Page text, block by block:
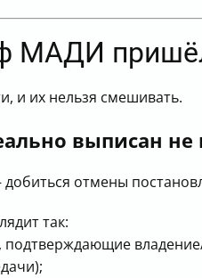
МАДИ пришёл
и их нельзя смешивать.
выписан не
отмены
так:
подтверждающие